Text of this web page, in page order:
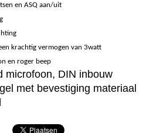
en ASQ aan/uit
krachtig vermogen van 3watt
en roger beep
microfoon, DIN inbouw
met bevestiging materiaal